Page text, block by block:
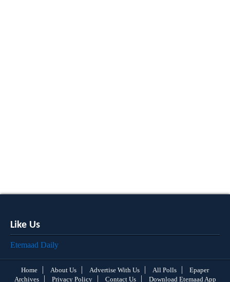
Like Us
Etemaad Daily
Home About Us Advertise With Us All Polls
Epaper
Archives
Privacy Policy Contact Us Download Etemaad App